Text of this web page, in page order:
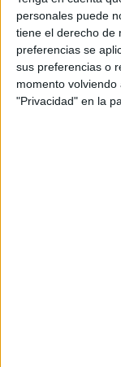
personales puede
tiene el derecho de
preferencias se
sus preferencias o
momento
"Privacidad" en la
Términos
Aceptolos